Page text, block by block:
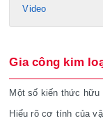
Video
Gia công kim
Một số kiến thức hữu
Hiểu rõ cơ tính của